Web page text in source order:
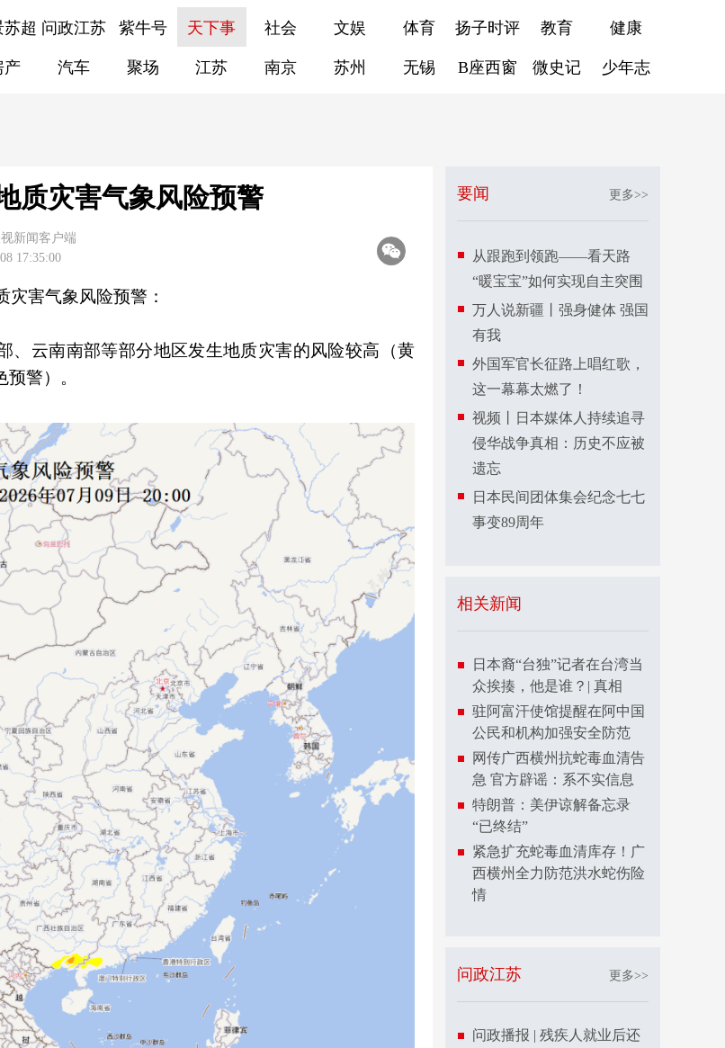
苏超 问政江苏 紫牛号 天下事 社会 文娱 体育 扬子时评 教育 健康
产 汽车 聚场 江苏 南京 苏州 无锡 B座西窗 微史记 少年志
质灾害气象风险预警
新闻客户端
17:35:00
害气象风险预警：
、云南南部等部分地区发生地质灾害的风险较高（黄
警）。
要闻 更多>>
从跟跑到领跑——看天路
“暖宝宝”如何实现自主突围
万人说新疆丨强身健体 强国
有我
外国军官长征路上唱红歌，
这一幕幕太燃了！
视频丨日本媒体人持续追寻
侵华战争真相：历史不应被
遗忘
日本民间团体集会纪念七七
事变89周年
相关新闻
日本裔“台独”记者在台湾当
众挨揍，他是谁？| 真相
驻阿富汗使馆提醒在阿中国
公民和机构加强安全防范
网传广西横州抗蛇毒血清告
急 官方辟谣：系不实信息
特朗普：美伊谅解备忘录
“已终结”
紧急扩充蛇毒血清库存！广
西横州全力防范洪水蛇伤险
情
问政江苏 更多>>
问政播报 | 残疾人就业后还